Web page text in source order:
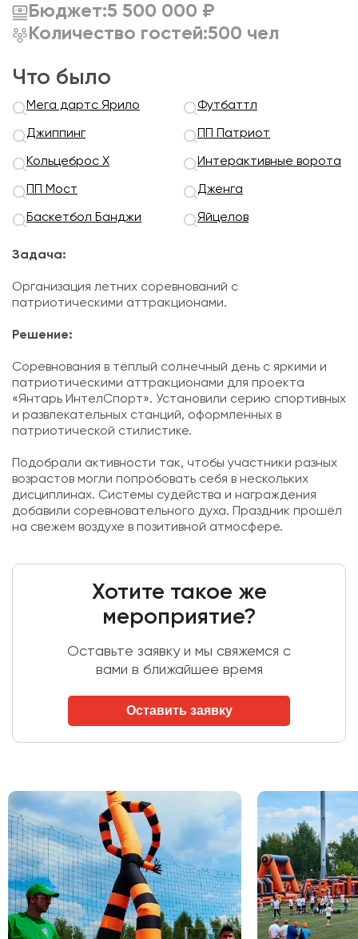
Бюджет:5 500 000 ₽
Количество гостей:500 чел
Что было
Мега дартс Ярило Футбаттл
Джиппинг ПП Патриот
Кольцеброс Х Интерактивные ворота
ПП Мост Дженга
Баскетбол Банджи Яйцелов
Задача:
Организация летних соревнований с
патриотическими аттракционами.
Решение:
Соревнования в тёплый солнечный день с яркими и
патриотическими аттракционами для проекта
«Янтарь ИнтелСпорт». Установили серию спортивных
и развлекательных станций, оформленных в
патриотической стилистике.
Подобрали активности так, чтобы участники разных
возрастов могли попробовать себя в нескольких
дисциплинах. Системы судейства и награждения
добавили соревновательного духа. Праздник прошёл
на свежем воздухе в позитивной атмосфере.
Хотите такое же
мероприятие?
Оставьте заявку и мы свяжемся с
вами в ближайшее время
Оставить заявку